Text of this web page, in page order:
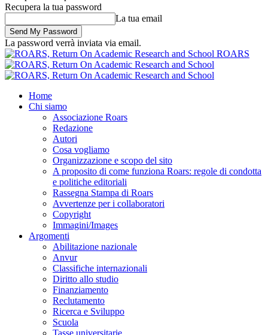
Recupera la tua password
La tua email
La password verrà inviata via email.
ROARS
Home
Chi siamo
Associazione Roars
Redazione
Autori
Cosa vogliamo
Organizzazione e scopo del sito
A proposito di come funziona Roars: regole di condotta
e politiche editoriali
Rassegna Stampa di Roars
Avvertenze per i collaboratori
Copyright
Immagini/Images
Argomenti
Abilitazione nazionale
Anvur
Classifiche internazionali
Diritto allo studio
Finanziamento
Reclutamento
Ricerca e Sviluppo
Scuola
Tasse universitarie